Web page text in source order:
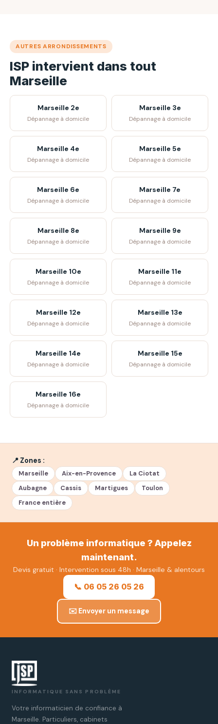
AUTRES ARRONDISSEMENTS
ISP intervient dans tout
Marseille
Marseille 2e
Dépannage à domicile
Marseille 3e
Dépannage à domicile
Marseille 4e
Dépannage à domicile
Marseille 5e
Dépannage à domicile
Marseille 6e
Dépannage à domicile
Marseille 7e
Dépannage à domicile
Marseille 8e
Dépannage à domicile
Marseille 9e
Dépannage à domicile
Marseille 10e
Dépannage à domicile
Marseille 11e
Dépannage à domicile
Marseille 12e
Dépannage à domicile
Marseille 13e
Dépannage à domicile
Marseille 14e
Dépannage à domicile
Marseille 15e
Dépannage à domicile
Marseille 16e
Dépannage à domicile
📍 Zones :
Marseille Aix-en-Provence
La Ciotat
Aubagne
Cassis Martigues
Toulon
France entière
Un problème informatique ? Appelez
maintenant.
Devis gratuit · Intervention sous 48h · Marseille & alentours
📞 06 05 26 05 26
✉️ Envoyer un message
INFORMATIQUE SANS PROBLÈME
Votre informaticien de confiance à
Marseille. Particuliers, cabinets